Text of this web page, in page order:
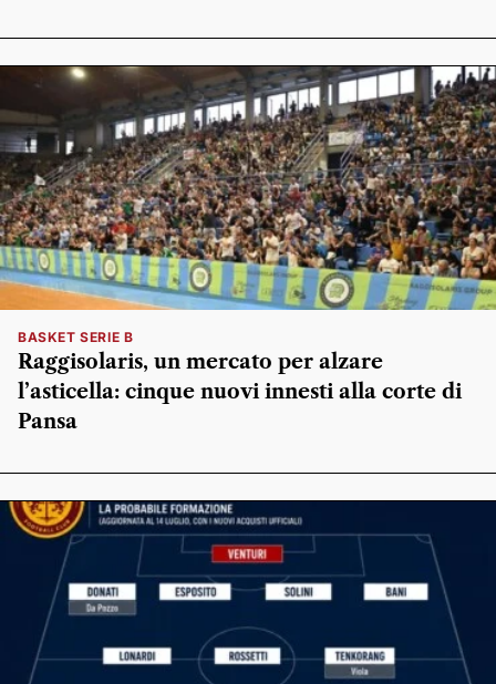
BASKET SERIE B
Raggisolaris, un mercato per alzare
l’asticella: cinque nuovi innesti alla corte di
Pansa